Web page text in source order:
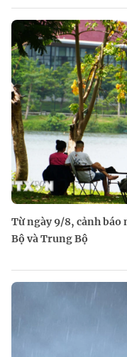
Từ ngày 9/8, cảnh báo
Bộ và Trung Bộ